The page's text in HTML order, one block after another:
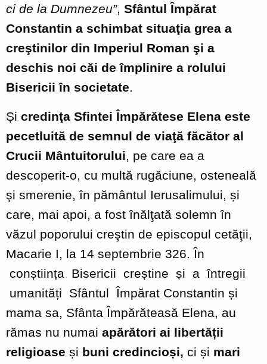
ci de la Dumnezeu”, Sfântul Împărat
Constantin a schimbat situaţia grea a
creştinilor din Imperiul Roman şi a
deschis noi căi de împlinire a rolului
Bisericii în societate.
Și credinţa Sfintei Împărătese Elena este
pecetluită de semnul de viaţă făcător al
Crucii Mântuitorului, pe care ea a
descoperit-o, cu multă rugăciune, osteneală
şi smerenie, în pământul Ierusalimului, și
care, mai apoi, a fost înălţată solemn în
văzul poporului creştin de episcopul cetăţii,
Macarie I, la 14 septembrie 326. În
conștiința Bisericii creștine și a întregii
umanități Sfântul Împărat Constantin și
mama sa, Sfânta Împărăteasă Elena, au
rămas nu numai apărători ai libertății
religioase și buni credincioși, ci și mari